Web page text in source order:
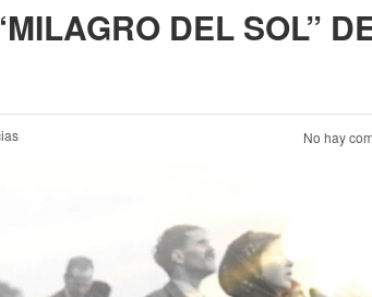
DEL SOL”
No hay